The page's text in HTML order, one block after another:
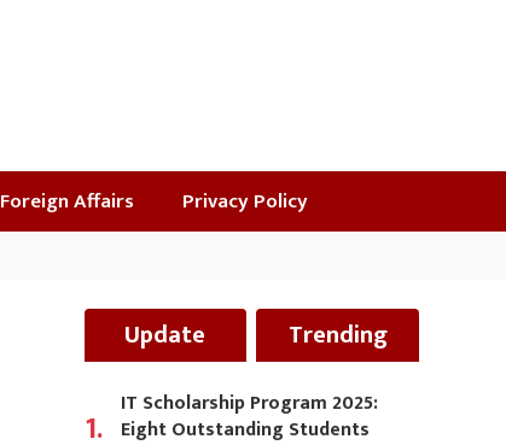
Foreign Affairs Privacy Policy
Update Trending
1.
IT Scholarship Program 2025:
Eight Outstanding Students